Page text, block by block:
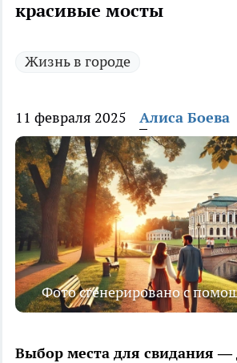
красивые мосты
Жизнь в городе
11 февраля 2025 Алиса Боева
Фото сгенерировано с
Выбор места для свидания —